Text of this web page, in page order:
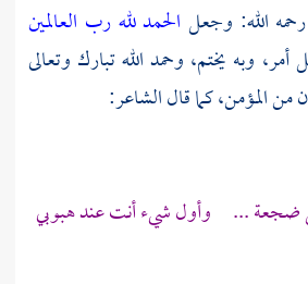
رحمه الله: وجعل الحمد لله رب العالمين
أمر، وبه يختم، وحمد الله تبارك وتعالى
المؤمن، كما قال الشاعر:
ضجعة ... وأول شيء أنت عند هبوبي